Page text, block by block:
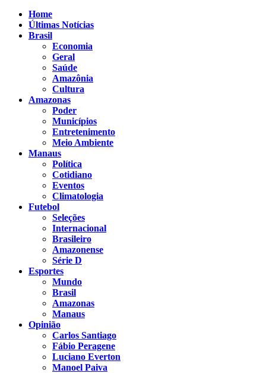
Home
Últimas Notícias
Brasil
Economia
Geral
Saúde
Amazônia
Cultura
Amazonas
Poder
Municípios
Entretenimento
Meio Ambiente
Manaus
Política
Cotidiano
Eventos
Climatologia
Futebol
Seleções
Internacional
Brasileiro
Amazonense
Série D
Esportes
Mundo
Brasil
Amazonas
Manaus
Opinião
Carlos Santiago
Fábio Peragene
Luciano Everton
Manoel Paiva